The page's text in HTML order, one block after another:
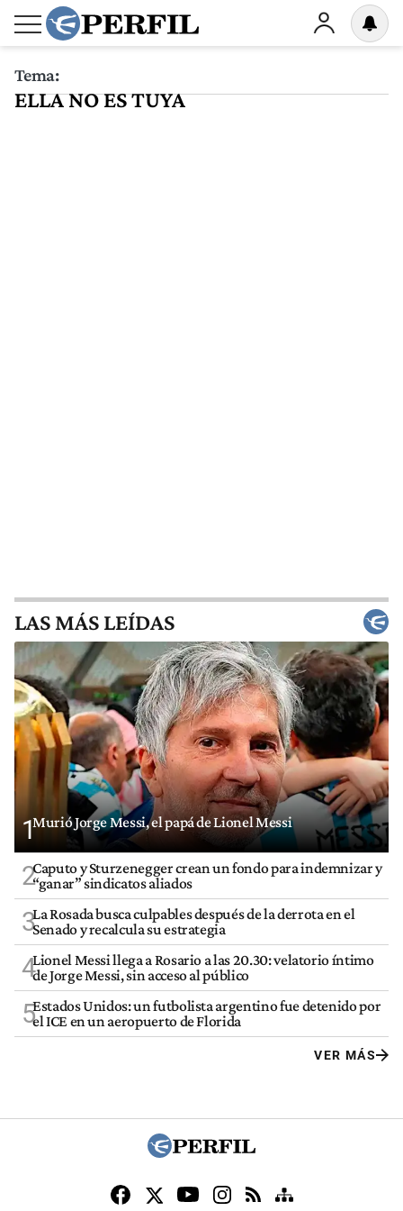
Tema:
ELLA NO ES TUYA
LAS MÁS LEÍDAS
1Murió Jorge Messi, el papá de Lionel Messi
2Caputo y Sturzenegger crean un fondo para indemnizar y
“ganar” sindicatos aliados
3La Rosada busca culpables después de la derrota en el
Senado y recalcula su estrategia
4Lionel Messi llega a Rosario a las 20.30: velatorio íntimo
de Jorge Messi, sin acceso al público
5Estados Unidos: un futbolista argentino fue detenido por
el ICE en un aeropuerto de Florida
VER MÁS